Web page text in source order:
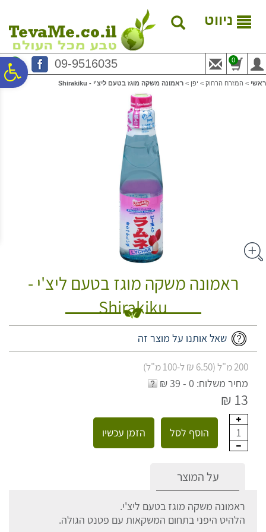
נגישות
המרכזי
ניווט
09-9516035 0
ראשי > המזרח הרחוק > יפן > ראמונה משקה מוגז בטעם ליצ'י - Shirakiku
ראמונה משקה מוגז בטעם ליצ'י -
Shirakiku
שאל אותנו על מוצר זה
200 מ"ל (6.50 ₪ ל-100 מ"ל)
מחיר משלוח: 0 - 39 ₪
13 ₪
1 הוסף לסל הזמן עכשיו
על המוצר
ראמונה משקה מוגז בטעם ליצ'י.
הלהיט היפני בתחום המשקאות עם פטנט הגולה.